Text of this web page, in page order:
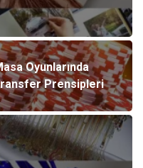
Oyunlarında
Prensipleri